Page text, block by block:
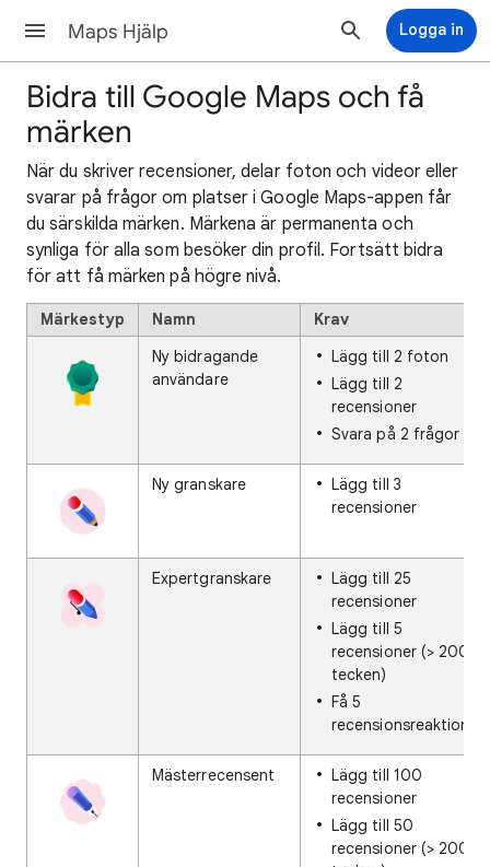
Maps Hjälp Logga in
Bidra till Google Maps och få
märken
När du skriver recensioner, delar foton och videor eller
svarar på frågor om platser i Google Maps-appen får
du särskilda märken. Märkena är permanenta och
synliga för alla som besöker din profil. Fortsätt bidra
för att få märken på högre nivå.
Märkestyp Namn
Krav
Ny bidragande
användare
Lägg till 2 foton
Lägg till 2
recensioner
Svara på 2 frågor
Ny granskare
Lägg till 3
recensioner
Expertgranskare
Lägg till 25
recensioner
Lägg till 5
recensioner (> 200
tecken)
Få 5
recensionsreaktioner
Mästerrecensent
Lägg till 100
recensioner
Lägg till 50
recensioner (> 200